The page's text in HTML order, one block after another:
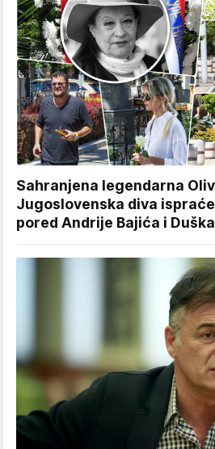
Sahranjena legendarna
Jugoslovenska diva
pored Andrije Bajića i